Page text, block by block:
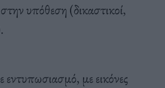
υπόθεση (δικαστικοί,
με εικόνες